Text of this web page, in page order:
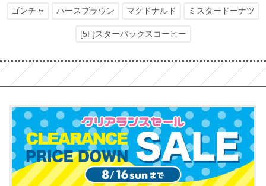
ゴンチャ ハースブラウン マクドナルド ミスタードーナツ
[5F]スターバックスコーヒー